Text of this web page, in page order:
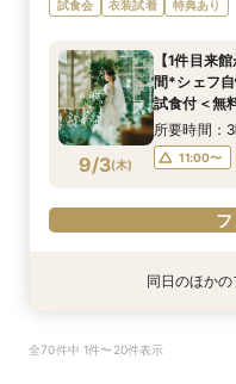
9/1(火)
心相談会◎
11:00〜
フ
9/1(火)
式体験×豪華
11:00〜
フ
9/1(火)
スイーツ試
11:00〜
フ
9/1(火)
ら始める
11:00〜
フ
試食会 衣装試着 特典あり
9/3(木)
【1件目来
間*シェフ
試食付＜無
所要時間：
11:00〜
衣装試着 特典あり
ら始める
衣装試着 特典あり
心相談会◎
短時間でご
衣装試着 特典あり
式体験×豪華
所要時間：1
衣装試着 特典あり
牛フィレ試
衣装試着 特典あり
食付♪安心相
同日のほかの
全70件中 1件〜20件表示